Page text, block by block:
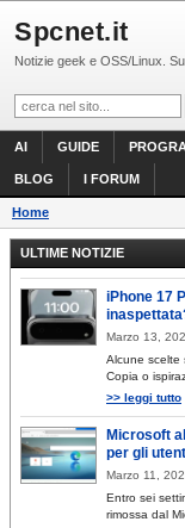
Spcnet.it
Notizie geek e OSS/Linux.
AI GUIDE
BLOG I FORUM
Home
ULTIME NOTIZIE
iPhone 17
Marzo 13,
Alcune scelte
Copia o
>> leggi tutto
Microsoft
per gli
Marzo 11,
Entro sei
rimossa dal